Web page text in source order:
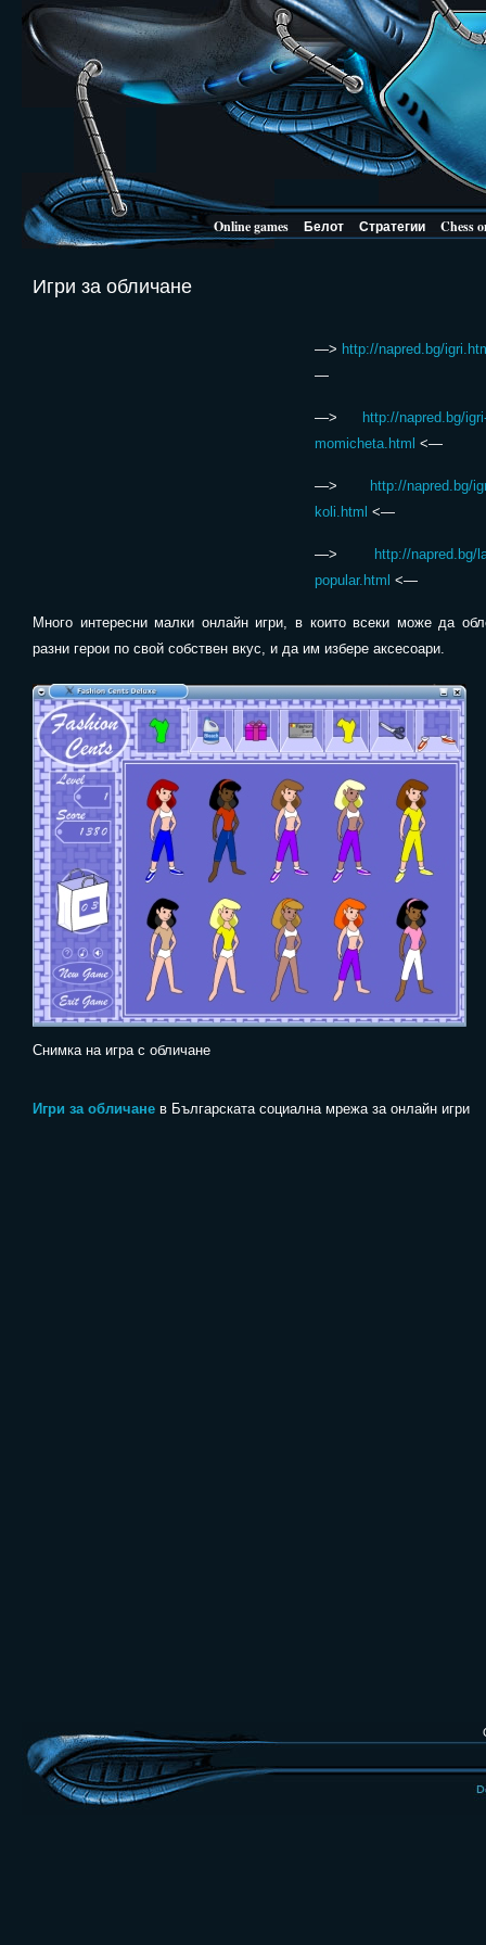
Online games Белот Стратегии Chess
Игри за обличане
—> http://napred.bg/
—
—>
http://napred.bg/
momicheta.html <—
—>
http://napred.bg/
koli.html <—
—>
http://napred.bg/
popular.html <—
Много интересни малки онлайн игри, в които всеки може да
разни герои по свой собствен вкус, и да им избере аксесоари.
Снимка на игра с обличане
Игри за обличане в Българската социална мрежа за онлайн игри